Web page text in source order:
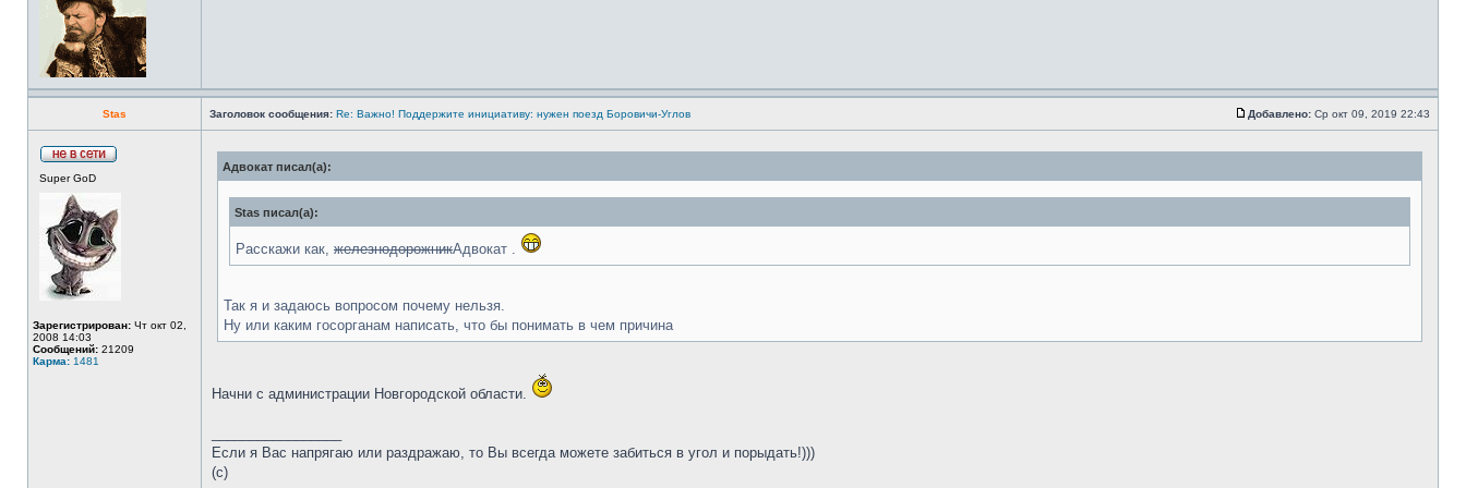
Stas Заголовок сообщения: Re: Важно! Поддержите инициативу: нужен поезд Боровичи-Углов Добавлено: Ср окт 09, 2019 22:43
Super GoD
Зарегистрирован: Чт окт 02,
2008 14:03
Сообщений: 21209
Карма: 1481
Адвокат писал(а):
Stas писал(а):
Расскажи как, железнодорожникАдвокат .
Так я и задаюсь вопросом почему нельзя.
Ну или каким госорганам написать, что бы понимать в чем причина
Начни с администрации Новгородской области.
Если я Вас напрягаю или раздражаю, то Вы всегда можете забиться в угол и порыдать!)))
(с)